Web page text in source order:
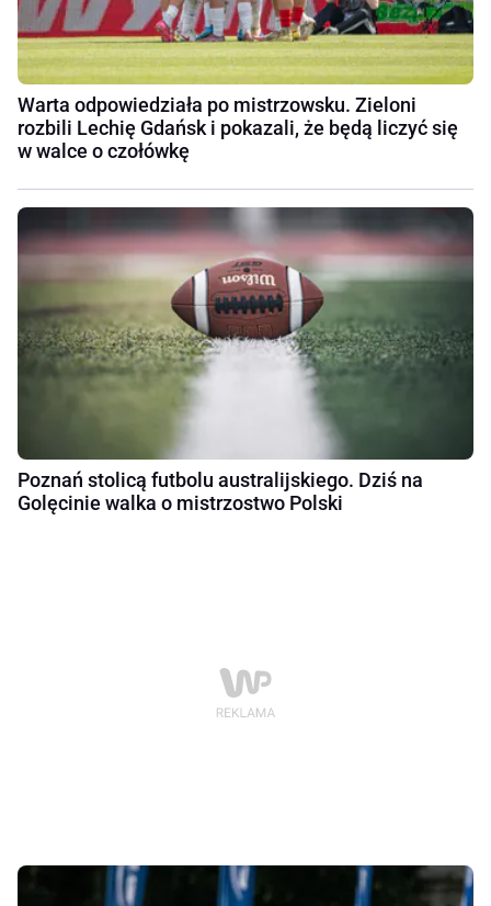
Warta odpowiedziała po mistrzowsku. Zieloni
rozbili Lechię Gdańsk i pokazali, że będą liczyć się
w walce o czołówkę
Poznań stolicą futbolu australijskiego. Dziś na
Golęcinie walka o mistrzostwo Polski